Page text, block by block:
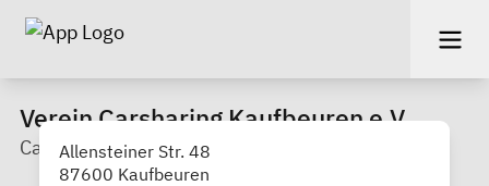
Verein Carsharing Kaufbeuren e.V.
Carsharing in Kaufbeuren
Allensteiner Str. 48
87600 Kaufbeuren